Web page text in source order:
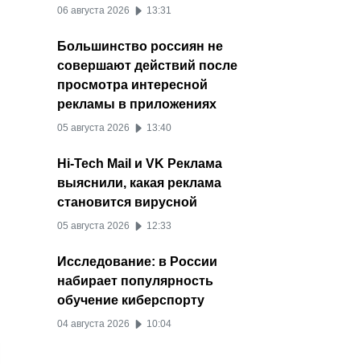
06 августа 2026 13:31
Большинство россиян не
совершают действий после
просмотра интересной
рекламы в приложениях
05 августа 2026 13:40
Hi-Tech Mail и VK Реклама
выяснили, какая реклама
становится вирусной
05 августа 2026 12:33
Исследование: в России
набирает популярность
обучение киберспорту
04 августа 2026 10:04